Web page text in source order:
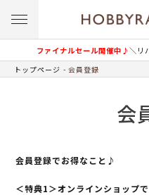
ファイナルセール開催中♪＼リ
トップページ 会員登録
会
会員登録でお得なこと♪
＜特典1＞オンラインショップ